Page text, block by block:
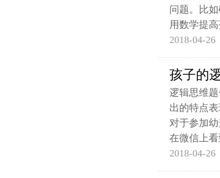
问题。比
用数学提
2018-04-26
孩子的
逻辑思维
出的特点
对于参加
在微信上
2018-04-26